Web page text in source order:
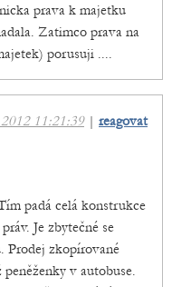
prava k majetku
Zatimco prava na
porusuji ....
11:21:39| reagovat
padá celá konstrukce
Je zbytečné se
Prodej zkopírované
v autobuse.